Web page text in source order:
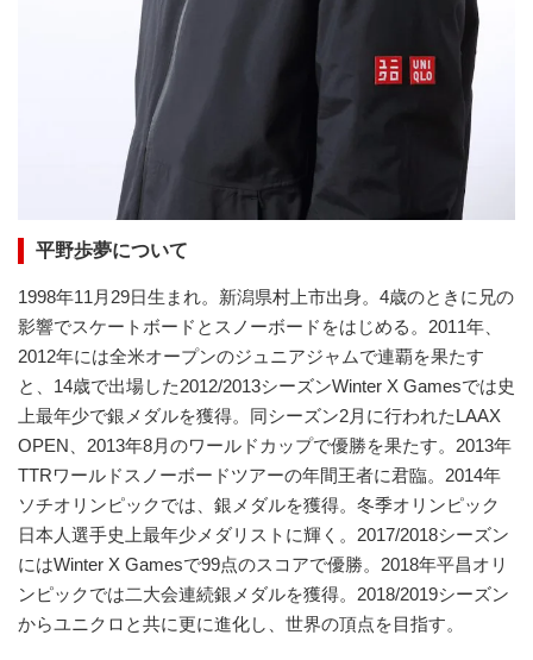
平野歩夢について
1998年11月29日生まれ。新潟県村上市出身。4歳のときに兄の
影響でスケートボードとスノーボードをはじめる。2011年、
2012年には全米オープンのジュニアジャムで連覇を果たす
と、14歳で出場した2012/2013シーズンWinter X Gamesでは史
上最年少で銀メダルを獲得。同シーズン2月に行われたLAAX
OPEN、2013年8月のワールドカップで優勝を果たす。2013年
TTRワールドスノーボードツアーの年間王者に君臨。2014年
ソチオリンピックでは、銀メダルを獲得。冬季オリンピック
日本人選手史上最年少メダリストに輝く。2017/2018シーズン
にはWinter X Gamesで99点のスコアで優勝。2018年平昌オリ
ンピックでは二大会連続銀メダルを獲得。2018/2019シーズン
からユニクロと共に更に進化し、世界の頂点を目指す。